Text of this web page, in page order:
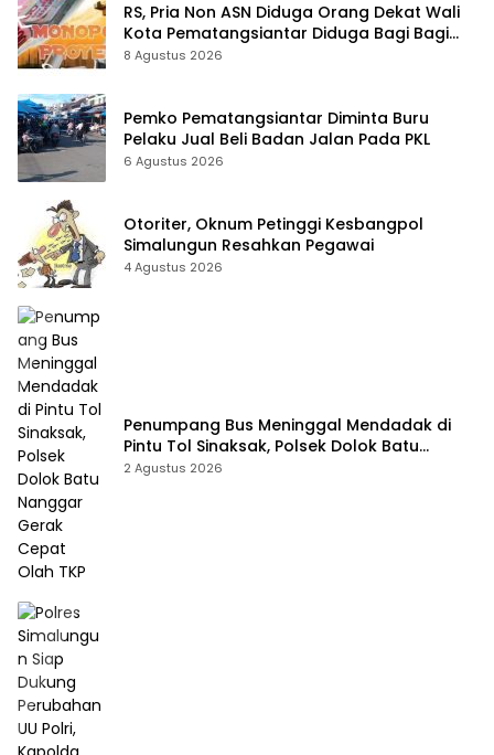
RS, Pria Non ASN Diduga Orang Dekat Wali
Kota Pematangsiantar Diduga Bagi Bagi
Proyek ke Kontraktor
8 Agustus 2026
Pemko Pematangsiantar Diminta Buru
Pelaku Jual Beli Badan Jalan Pada PKL
6 Agustus 2026
Otoriter, Oknum Petinggi Kesbangpol
Simalungun Resahkan Pegawai
4 Agustus 2026
Penumpang Bus Meninggal Mendadak di
Pintu Tol Sinaksak, Polsek Dolok Batu
Nanggar Gerak Cepat Olah TKP
2 Agustus 2026